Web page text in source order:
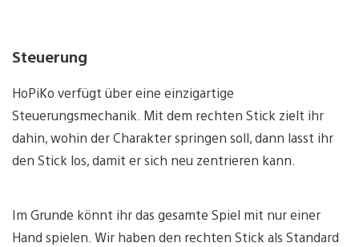
Steuerung
HoPiKo verfügt über eine einzigartige
Steuerungsmechanik. Mit dem rechten Stick zielt ihr
dahin, wohin der Charakter springen soll, dann lasst ihr
den Stick los, damit er sich neu zentrieren kann.
Im Grunde könnt ihr das gesamte Spiel mit nur einer
Hand spielen. Wir haben den rechten Stick als Standard